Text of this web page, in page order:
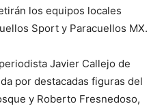
los equipos locales
Sport y Paracuellos MX.
Javier Callejo de
por destacadas figuras del
y Roberto Fresnedoso,